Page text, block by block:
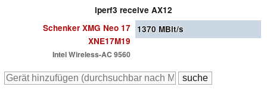
iperf3 receive AX12
Schenker XMG Neo 17
XNE17M19
Intel Wireless-AC 9560
1370 MBit/s